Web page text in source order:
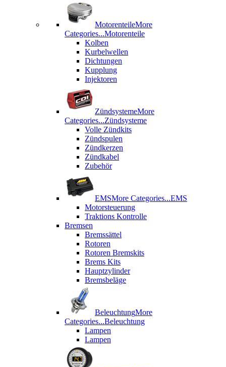
MotorenteileMore
Categories...Motorenteile
Kolben
Kurbelwellen
Dichtungen
Kupplung
Injektoren
ZündsystemeMore
Categories...Zündsysteme
Volle Zündkits
Zündspulen
Zündkerzen
Zündkabel
Zubehör
EMSMore Categories...EMS
Motorsteuerung
Traktions Kontrolle
Bremsen
Bremssättel
Rotoren
Rotoren Bremskits
Brems Kits
Hauptzylinder
Bremsbeläge
BeleuchtungMore
Categories...Beleuchtung
Lampen
Lampen